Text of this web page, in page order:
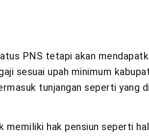
PNS tetapi akan
sesuai upah minimum
tunjangan seperti yang
memiliki hak pensiun seperti